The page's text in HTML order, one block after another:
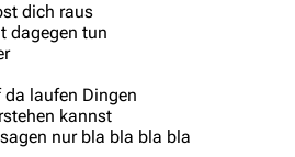
3.4K 12 290.4K
dich raus
dagegen tun
da laufen Dingen
kannst
nur bla bla bla bla